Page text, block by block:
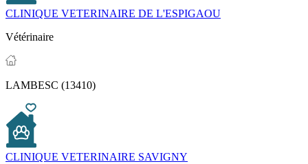
CLINIQUE VETERINAIRE DE L'ESPIGAOU
Vétérinaire
LAMBESC (13410)
CLINIQUE VETERINAIRE SAVIGNY